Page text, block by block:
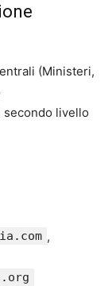
(Ministeri,
livello
,